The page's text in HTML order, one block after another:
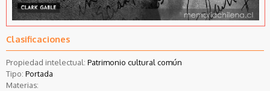
Clasificaciones
Propiedad intelectual: Patrimonio cultural común
Tipo: Portada
Materias: